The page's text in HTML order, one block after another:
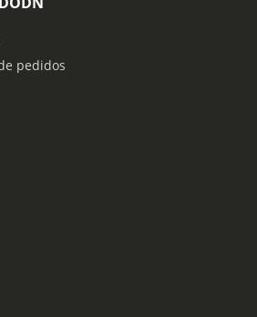
pedidos